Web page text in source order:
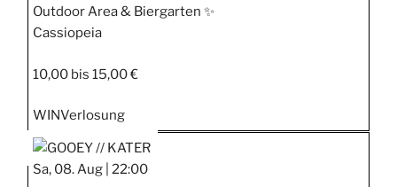
Outdoor Area & Biergarten ✨
Cassiopeia
10,00 bis 15,00 €
WINVerlosung
Sa, 08. Aug | 22:00